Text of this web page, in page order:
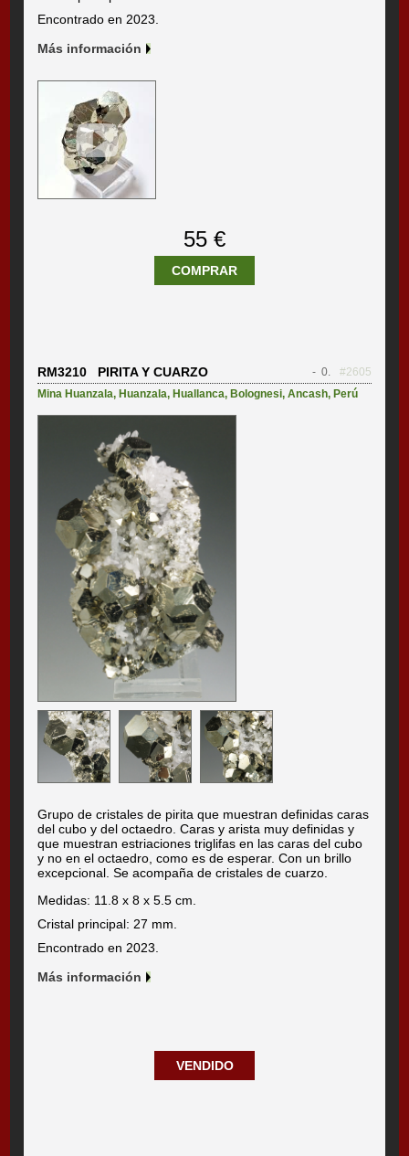
Encontrado en 2023.
Más información
55 €
COMPRAR
RM3210 PIRITA Y CUARZO - 0.
#2605
Mina Huanzala, Huanzala, Huallanca, Bolognesi,Ancash, Perú
Grupo de cristales de pirita que muestran definidas caras
del cubo y del octaedro. Caras y arista muy definidas y
que muestran estriaciones triglifas en las caras del cubo
y no en el octaedro, como es de esperar. Con un brillo
excepcional. Se acompaña de cristales de cuarzo.
Medidas: 11.8 x 8 x 5.5 cm.
Cristal principal: 27 mm.
Encontrado en 2023.
Más información
VENDIDO